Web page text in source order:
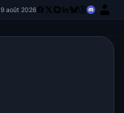
9 août 2026